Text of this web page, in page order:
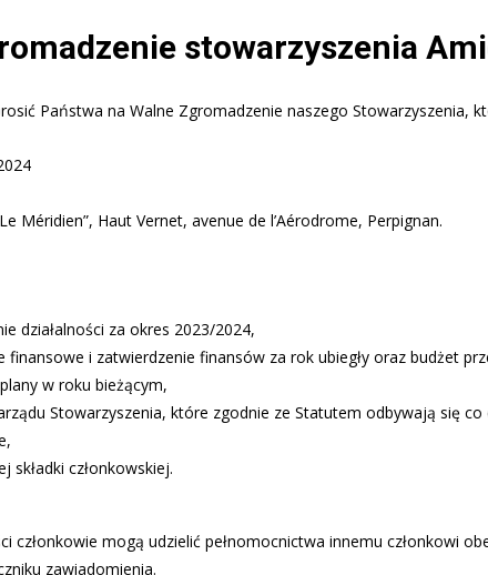
stowarzyszenia
Państwa na Walne Zgromadzenie naszego Stowarzyszenia,
Méridien”, Haut Vernet, avenue de l’Aérodrome, Perpignan.
działalności za okres 2023/2024,
finansowe i zatwierdzenie finansów za rok ubiegły oraz budżet
w roku bieżącym,
Stowarzyszenia, które zgodnie ze Statutem odbywają się co
składki członkowskiej.
członkowie mogą udzielić pełnomocnictwa innemu członkowi
zawiadomienia.